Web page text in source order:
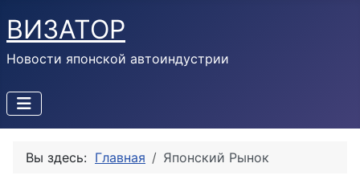
ВИЗАТОР
Новости японской автоиндустрии
Вы здесь: Главная Японский Рынок